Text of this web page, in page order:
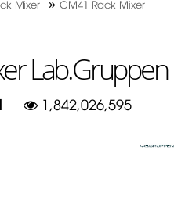
Mixer
CM41 Rack Mixer
Lab.Gruppen
1,842,026,595